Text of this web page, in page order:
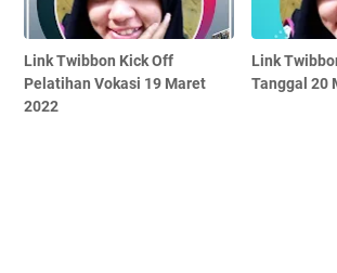
Link Twibbon Kick Off
Pelatihan Vokasi 19 Maret
2022
Link
Tanggal 20